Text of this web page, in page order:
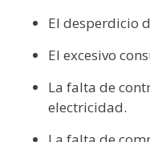
El desperdicio
El excesivo
La falta de
electricidad.